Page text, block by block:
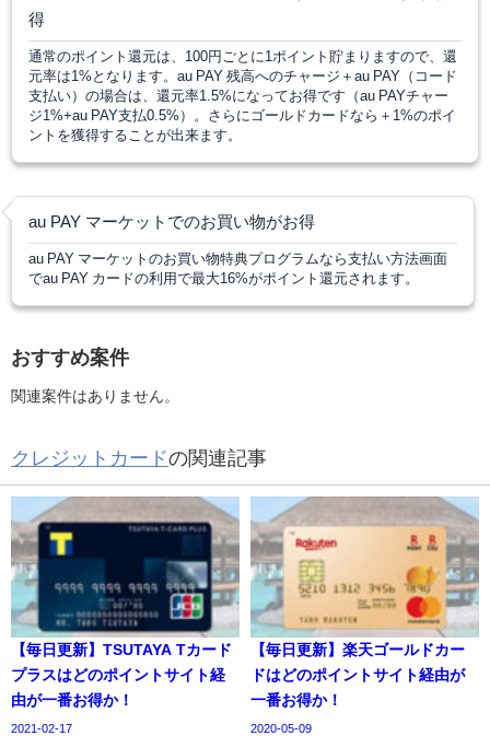
得
通常のポイント還元は、100円ごとに1ポイント貯まりますので、還
元率は1%となります。au PAY 残高へのチャージ＋au PAY（コード
支払い）の場合は、還元率1.5%になってお得です（au PAYチャー
ジ1%+au PAY支払0.5%）。さらにゴールドカードなら＋1%のポイ
ントを獲得することが出来ます。
au PAY マーケットでのお買い物がお得
au PAY マーケットのお買い物特典プログラムなら支払い方法画面
でau PAY カードの利用で最大16%がポイント還元されます。
おすすめ案件
関連案件はありません。
クレジットカードの関連記事
【毎日更新】TSUTAYA Tカード
プラスはどのポイントサイト経
由が一番お得か！
2021-02-17
【毎日更新】楽天ゴールドカー
ドはどのポイントサイト経由が
一番お得か！
2020-05-09